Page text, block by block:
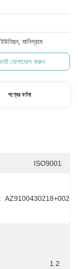
মানিগ্রাম
যোগাযোগ করুন
পণ্যের বর্ণনা
ISO9001
AZ9100430218+002
1.2